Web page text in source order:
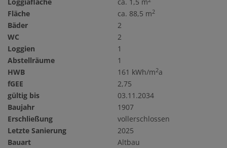
Fläche ca. 88,5 m2
Bäder
2
WC
2
Loggien
1
Abstellräume
1
HWB
161 kWh/m2a
fGEE
2,75
gültig bis
03.11.2034
Baujahr
1907
Erschließung
vollerschlossen
Letzte Sanierung
2025
Bauart
Altbau